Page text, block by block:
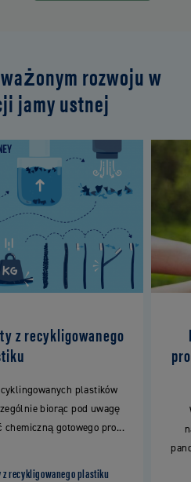
rozwoju w
jamy ustnej
z recykligowanego
plastików
biorąc pod uwagę
gotowego pro...
recykligowanego plastiku